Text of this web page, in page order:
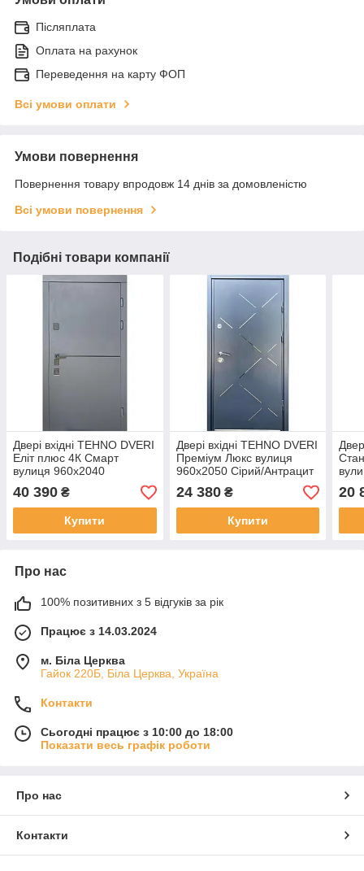
Післяплата
Оплата на рахунок
Переведення на карту ФОП
Всі умови оплати
Умови повернення
Повернення товару впродовж 14 днів за домовленістю
Всі умови повернення
Подібні товари компанії
Двері вхідні TEHNO DVERI
Еліт плюс 4К Смарт
вулиця 960х2040
Антрацит
40 390 ₴
Купити
Двері вхідні TEHNO DVERI
Преміум Люкс вулиця
960х2050 Сірий/Антрацит
24 380₴
Купити
20
Про нас
100% позитивних з 5 відгуків за рік
Працює з 14.03.2024
м. Біла Церква
Гайок 220Б, Біла Церква, Україна
Контакти
Сьогодні працює з 10:00 до 18:00
Показати весь графік роботи
Про нас
Контакти